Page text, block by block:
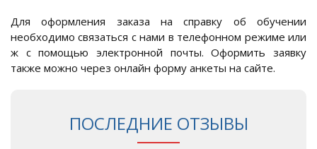
Для оформления заказа на справку об обучении
необходимо связаться с нами в телефонном режиме или
ж с помощью электронной почты. Оформить заявку
также можно через онлайн форму анкеты на сайте.
ПОСЛЕДНИЕ ОТЗЫВЫ